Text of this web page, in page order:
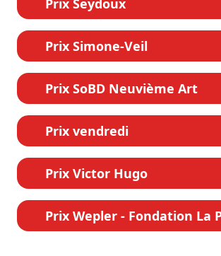
Prix Simone-Veil
Prix SoBD Neuvième Art
Prix vendredi
Prix Victor Hugo
Prix Wepler - Fondation La